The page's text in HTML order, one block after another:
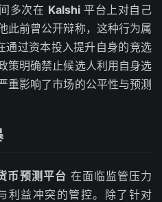
多次在 Kalshi平台上对自己
此前曾公开辩称，这种行为属
通过资本投入提升自身的竞选
策明确禁止候选人利用自身选
重影响了市场的公平性与预测
币预测平台 在面临监管压力
利益冲突的管控。除了针对